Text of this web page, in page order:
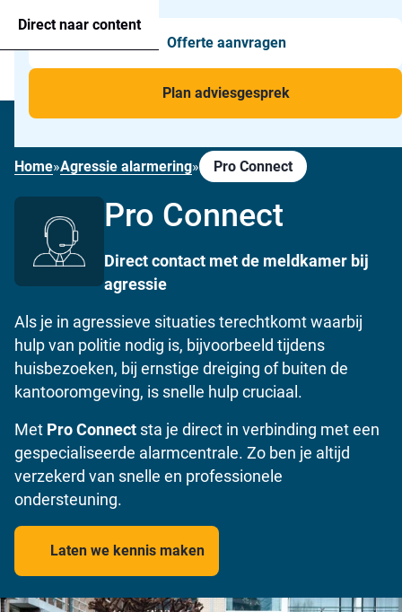
Direct naar content
Menu
Agressie alarmering
Man-down & BHV Alarmering
Voor wie
Toepassingen
Offerte aanvragen
Plan adviesgesprek
AGRESSIE ALARMERING
Home»Agressie alarmering» Pro Connect
Pro Connect
Direct contact met de meldkamer bij
agressie
Als je in agressieve situaties terechtkomt waarbij
hulp van politie nodig is, bijvoorbeeld tijdens
huisbezoeken, bij ernstige dreiging of buiten de
kantooromgeving, is snelle hulp cruciaal.
Met Pro Connect sta je direct in verbinding met een
gespecialiseerde alarmcentrale. Zo ben je altijd
verzekerd van snelle en professionele
ondersteuning.
Laten we kennis maken